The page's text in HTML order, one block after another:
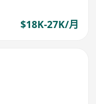
$18K-27K/月